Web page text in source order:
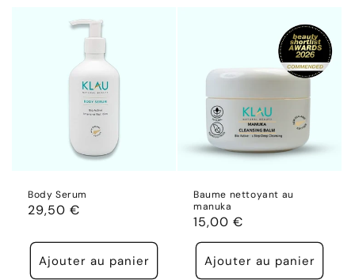
Body Serum
Prix
29,50 €
Ajouter au panier
Baume nettoyant au
manuka
Prix
habituel
15,00 €
Ajouter au panier